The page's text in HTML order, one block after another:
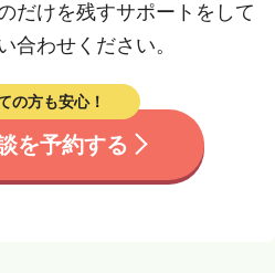
だけを残すサポートをして
合わせください。
の方も安心！
を予約する